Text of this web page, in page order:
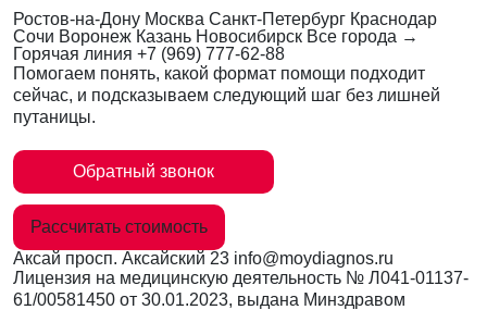
Ростов-на-Дону Москва Санкт-Петербург Краснодар
Сочи Воронеж Казань Новосибирск Все города →
Горячая линия +7 (969) 777-62-88
Помогаем понять, какой формат помощи подходит
сейчас, и подсказываем следующий шаг без лишней
путаницы.
Обратный звонок
Рассчитать стоимость
Аксай просп. Аксайский 23 info@moydiagnos.ru
Лицензия на медицинскую деятельность № Л041-01137-
61/00581450 от 30.01.2023, выдана Минздравом